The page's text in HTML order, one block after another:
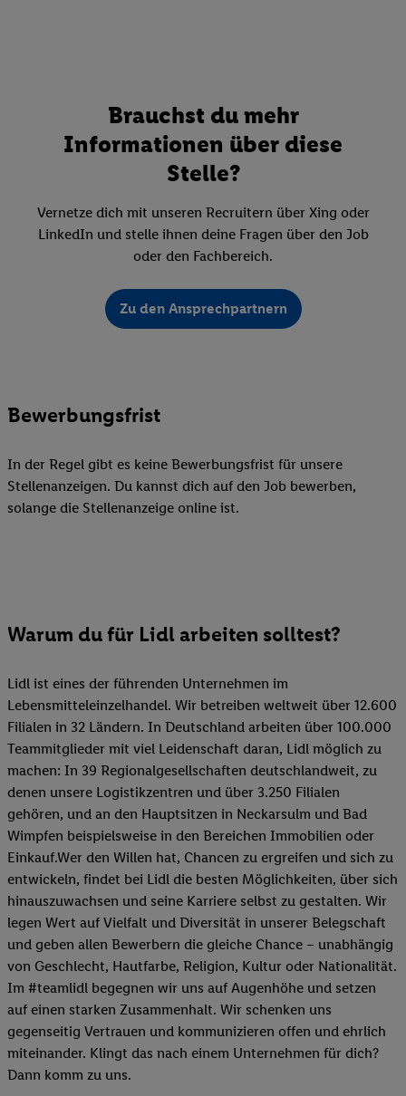
Brauchst du mehr
Informationen über diese
Stelle?
Vernetze dich mit unseren Recruitern über Xing oder
LinkedIn und stelle ihnen deine Fragen über den Job
oder den Fachbereich.
Zu den Ansprechpartnern
Bewerbungsfrist
In der Regel gibt es keine Bewerbungsfrist für unsere
Stellenanzeigen. Du kannst dich auf den Job bewerben,
solange die Stellenanzeige online ist.
Warum du für Lidl arbeiten solltest?
Lidl ist eines der führenden Unternehmen im
Lebensmitteleinzelhandel. Wir betreiben weltweit über 12.600
Filialen in 32 Ländern. In Deutschland arbeiten über 100.000
Teammitglieder mit viel Leidenschaft daran, Lidl möglich zu
machen: In 39 Regionalgesellschaften deutschlandweit, zu
denen unsere Logistikzentren und über 3.250 Filialen
gehören, und an den Hauptsitzen in Neckarsulm und Bad
Wimpfen beispielsweise in den Bereichen Immobilien oder
Einkauf.Wer den Willen hat, Chancen zu ergreifen und sich zu
entwickeln, findet bei Lidl die besten Möglichkeiten, über sich
hinauszuwachsen und seine Karriere selbst zu gestalten. Wir
legen Wert auf Vielfalt und Diversität in unserer Belegschaft
und geben allen Bewerbern die gleiche Chance – unabhängig
von Geschlecht, Hautfarbe, Religion, Kultur oder Nationalität.
Im #teamlidl begegnen wir uns auf Augenhöhe und setzen
auf einen starken Zusammenhalt. Wir schenken uns
gegenseitig Vertrauen und kommunizieren offen und ehrlich
miteinander. Klingt das nach einem Unternehmen für dich?
Dann komm zu uns.​